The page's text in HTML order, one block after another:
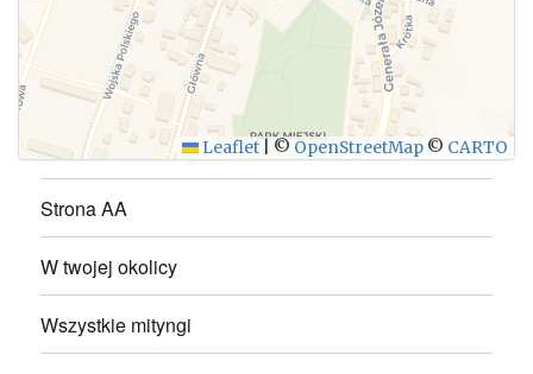
WYŚLIJ
Leaflet © OpenStreetMap © CARTO
Strona AA
W twojej okolicy
Wszystkie mityngi